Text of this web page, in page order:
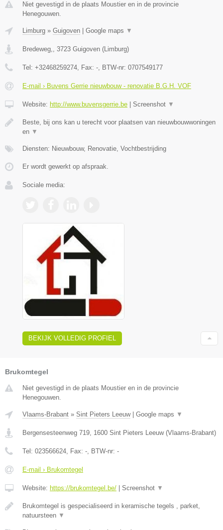
Niet gevestigd in de plaats Moustier en in de provincie
Henegouwen.
Limburg » Guigoven Google maps ▼
Bredeweg,, 3723 Guigoven (Limburg)
Tel: +32468259274, Fax: -, BTW-nr: 0707549177
E-mail › Buvens Gerrie nieuwbouw - renovatie B.G.H. VOF
Website: http://www.buvensgerrie.be Screenshot ▼
Beste, bij ons kan u terecht voor plaatsen van nieuwbouwwoningen
en ▼
Diensten: Nieuwbouw, Renovatie, Vochtbestrijding
Er wordt gewerkt op afspraak.
Sociale media:
BEKIJK VOLLEDIG PROFIEL
Brukomtegel
Niet gevestigd in de plaats Moustier en in de provincie
Henegouwen.
Vlaams-Brabant » Sint Pieters Leeuw| Google maps ▼
Bergensesteenweg 719 1600 Sint Pieters Leeuw(Vlaams-Brabant)
Tel: 023566624 , Fax: - , BTW-nr: -
E-mail › Brukomtegel
Website: https://brukomtegel.be/ | Screenshot ▼
Brukomtegel is gespecialiseerd in keramische tegels , parket,
natuursteen ▼